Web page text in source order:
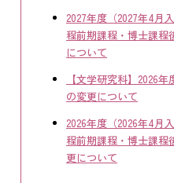
2027年度（2027年4月
程前期課程・博士課程
について
【文学研究科】2026
の変更について
2026年度（2026年4月
程前期課程・博士課程
更について